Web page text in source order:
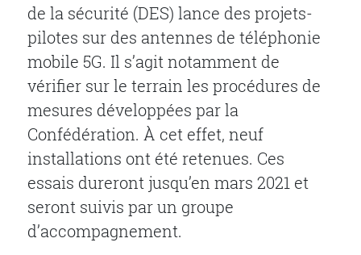
de la sécurité (DES) lance des projets-
pilotes sur des antennes de téléphonie
mobile 5G. Il s’agit notamment de
vérifier sur le terrain les procédures de
mesures développées par la
Confédération. À cet effet, neuf
installations ont été retenues. Ces
essais dureront jusqu’en mars 2021 et
seront suivis par un groupe
d’accompagnement.